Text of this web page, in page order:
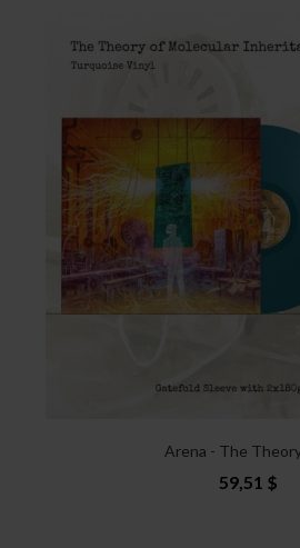
Arena - The
59,51 $